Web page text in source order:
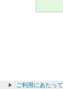
ご利用にあたって